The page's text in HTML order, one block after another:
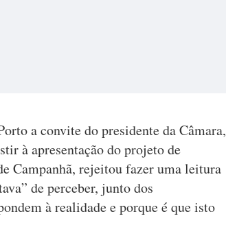
a convite do presidente da Câmara,
à apresentação do projeto de
Campanhã, rejeitou fazer uma leitura
de perceber, junto dos
à realidade e porque é que isto